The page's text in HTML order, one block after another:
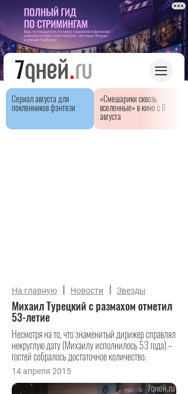
Сериал августа для
поклонников фэнтези
«Смешарики сквозь
вселенные» в кино с 6
августа
На главную | Новости | Звезды
Михаил Турецкий с размахом отметил
53-летие
Несмотря на то, что знаменитый дирижер справлял
некруглую дату (Михаилу исполнилось 53 года) –
гостей собралось достаточное количество.
14 апреля 2015